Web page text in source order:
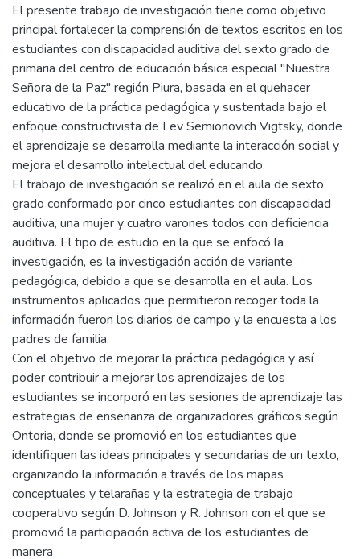
El presente trabajo de investigación tiene como objetivo
principal fortalecer la comprensión de textos escritos en los
estudiantes con discapacidad auditiva del sexto grado de
primaria del centro de educación básica especial "Nuestra
Señora de la Paz" región Piura, basada en el quehacer
educativo de la práctica pedagógica y sustentada bajo el
enfoque constructivista de Lev Semionovich Vigtsky, donde
el aprendizaje se desarrolla mediante la interacción social y
mejora el desarrollo intelectual del educando.
El trabajo de investigación se realizó en el aula de sexto
grado conformado por cinco estudiantes con discapacidad
auditiva, una mujer y cuatro varones todos con deficiencia
auditiva. El tipo de estudio en la que se enfocó la
investigación, es la investigación acción de variante
pedagógica, debido a que se desarrolla en el aula. Los
instrumentos aplicados que permitieron recoger toda la
información fueron los diarios de campo y la encuesta a los
padres de familia.
Con el objetivo de mejorar la práctica pedagógica y así
poder contribuir a mejorar los aprendizajes de los
estudiantes se incorporó en las sesiones de aprendizaje las
estrategias de enseñanza de organizadores gráficos según
Ontoria, donde se promovió en los estudiantes que
identifiquen las ideas principales y secundarias de un texto,
organizando la información a través de los mapas
conceptuales y telarañas y la estrategia de trabajo
cooperativo según D. Johnson y R. Johnson con el que se
promovió la participación activa de los estudiantes de
manera